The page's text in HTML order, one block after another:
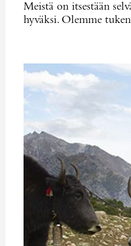
Meistä on itsestään
hyväksi. Olemme